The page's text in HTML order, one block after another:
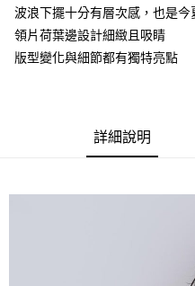
波浪下擺十分有層次感，也是今
領片荷葉邊設計細緻且吸睛
版型變化與細節都有獨特亮點
詳細說明